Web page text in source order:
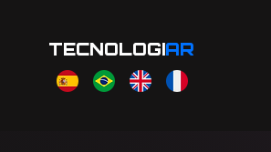
TECNOLOGIAR